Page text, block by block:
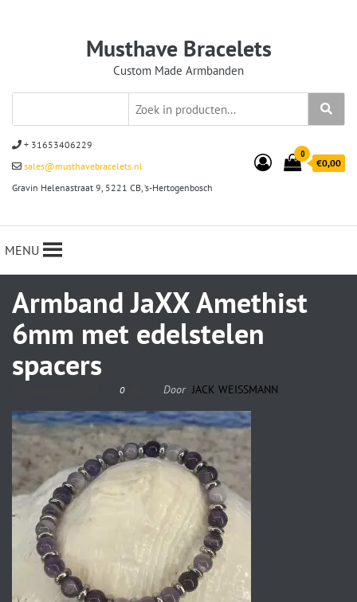
Musthave Bracelets
Custom Made Armbanden
+ 31653406229
sales@musthavebracelets.nl
Gravin Helenastraat 9, 5221 CB, ‘s-Hertogenbosch
0
€0,00
MENU
Armband JaXX Amethist
6mm met edelstelen
spacers
0 Door JACK WEISSMANN